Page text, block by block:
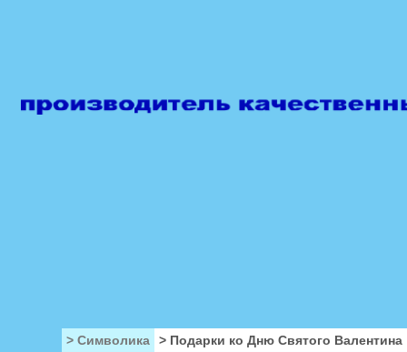
> Символика > Подарки ко Дню Святого Валентина